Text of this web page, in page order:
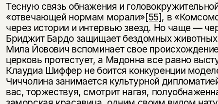
Тесную связь обнажения и
«отвечающей нормам морали»[55], в
через истории и интервью звезд. Но чаще —
Бриджит Бардо защищает бездомных
Мила Йовович вспоминает свое
церковь протестует, а Мадонна все равно
Клаудиа Шиффер не боится конкуренции
Чиччолина занимается культурной
вас, торжествуя, смотрит нагая,